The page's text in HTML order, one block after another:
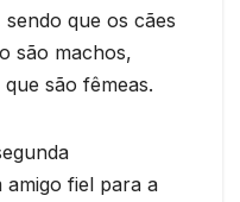
que os cães
são machos,
são fêmeas.
fiel para a